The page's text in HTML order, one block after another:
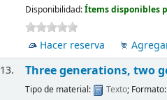
Disponibilidad:Ítems disponibles
Hacer reserva
13.
Three generations, two
Tipo de material: Texto; Formato: